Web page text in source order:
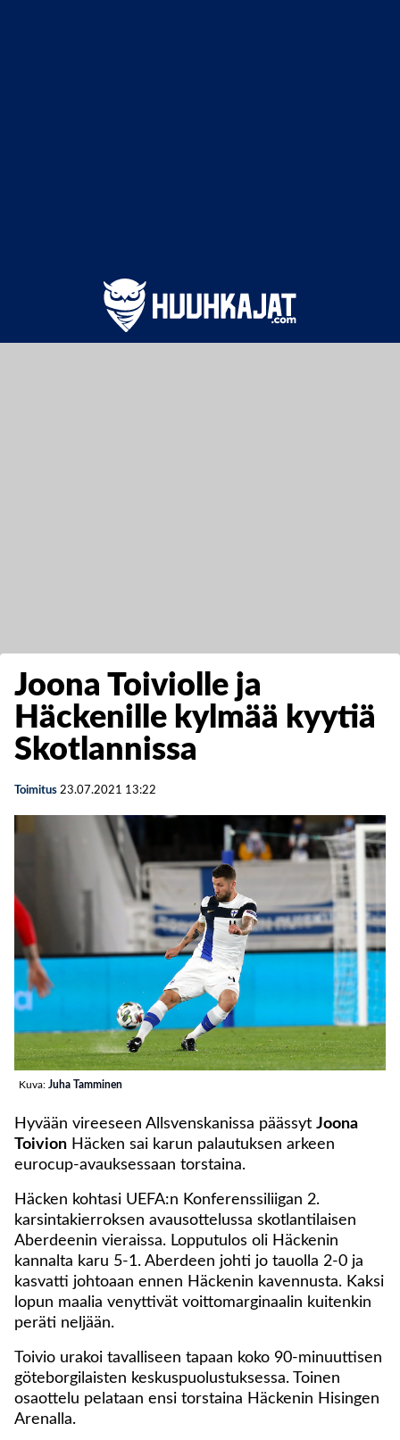
Joona Toiviolle ja
Häckenille kylmää kyytiä
Skotlannissa
Toimitus 23.07.2021 13:22
Kuva: Juha Tamminen
Hyvään vireeseen Allsvenskanissa päässyt Joona
Toivion Häcken sai karun palautuksen arkeen
eurocup-avauksessaan torstaina.
Häcken kohtasi UEFA:n Konferenssiliigan 2.
karsintakierroksen avausottelussa skotlantilaisen
Aberdeenin vieraissa. Lopputulos oli Häckenin
kannalta karu 5-1. Aberdeen johti jo tauolla 2-0 ja
kasvatti johtoaan ennen Häckenin kavennusta. Kaksi
lopun maalia venyttivät voittomarginaalin kuitenkin
peräti neljään.
Toivio urakoi tavalliseen tapaan koko 90-minuuttisen
göteborgilaisten keskuspuolustuksessa. Toinen
osaottelu pelataan ensi torstaina Häckenin Hisingen
Arenalla.